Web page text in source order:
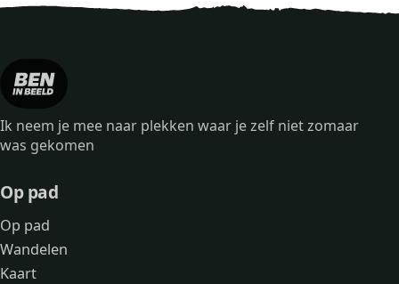
Ik neem je mee naar plekken waar je zelf niet zomaar
was gekomen
Op pad
Op pad
Wandelen
Kaart